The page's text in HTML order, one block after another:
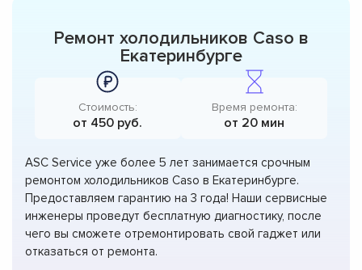
Ремонт холодильников Caso в
Екатеринбурге
Стоимость:
от 450 руб.
Время ремонта:
от 20 мин
ASC Service уже более 5 лет занимается срочным
ремонтом холодильников Caso в Екатеринбурге.
Предоставляем гарантию на 3 года! Наши сервисные
инженеры проведут бесплатную диагностику, после
чего вы сможете отремонтировать свой гаджет или
отказаться от ремонта.